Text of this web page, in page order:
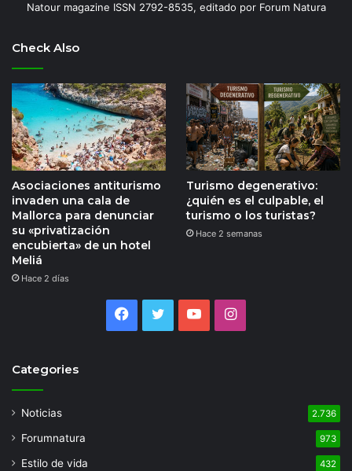
Natour magazine ISSN 2792-8535, editado por Forum Natura
Check Also
Asociaciones antiturismo
invaden una cala de
Mallorca para denunciar
su «privatización
encubierta» de un hotel
Meliá
Hace 2 días
Turismo degenerativo:
¿quién es el culpable, el
turismo o los turistas?
Hace 2 semanas
Facebook
TwitterYouTubeInstagram
Categories
Noticias 2.736
Forumnatura 973
Estilo de vida 432